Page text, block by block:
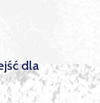
dla